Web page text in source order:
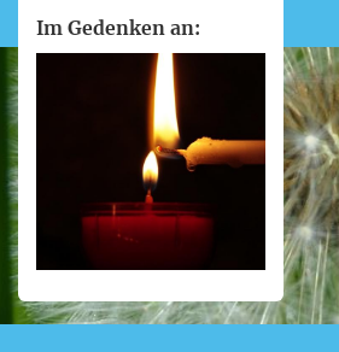
Im Gedenken an: